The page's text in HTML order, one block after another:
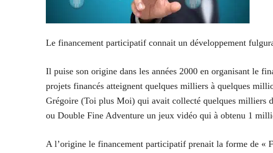
Le financement participatif connait un développement
Il puise son origine dans les années 2000 en organisant le
projets financés atteignent quelques milliers à quelques
Grégoire (Toi plus Moi) qui avait collecté quelques milliers
ou Double Fine Adventure un jeux vidéo qui à obtenu 1
A l’origine le financement participatif prenait la forme de «